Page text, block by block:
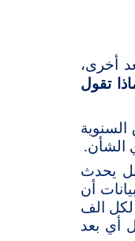
أخرى،
تقول
حالات الطلاق السنوية
الشأن.
بل يحدث
البيانات أن
الف
بعد الدخول أي بعد